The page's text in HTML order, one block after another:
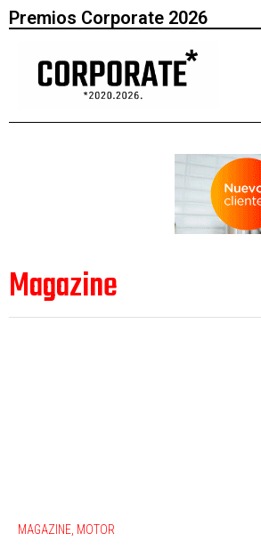
Premios Corporate 2026
Magazine
MAGAZINE, MOTOR